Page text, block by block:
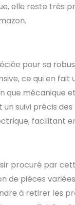
elle reste très
pour sa
ce qui en fait
que mécanique
suivi précis
facilitant
procuré par
de pièces
à retirer les